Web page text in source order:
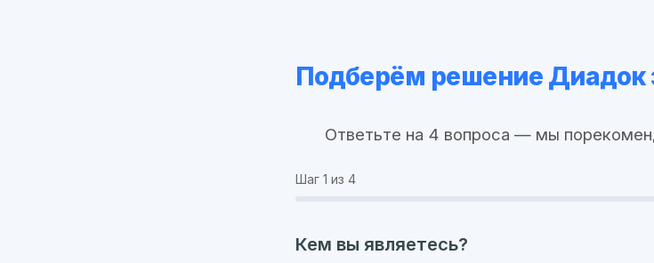
Подберём решение Диадок
Ответьте на 4 вопроса — мы
Шаг 1 из 4
Кем вы являетесь?